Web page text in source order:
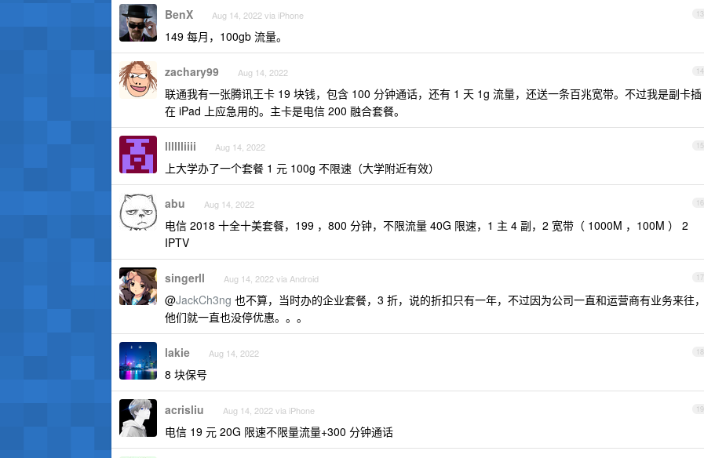
13
BenX Aug 14, 2022 via iPhone
149 每月，100gb 流量。
14
zachary99 Aug 14, 2022
联通我有一张腾讯王卡 19 块钱，包含 100 分钟通话，还有 1 天 1g 流量，还送一条百兆宽带。不过我是副卡插
在 iPad 上应急用的。主卡是电信 200 融合套餐。
15
lllllliiii Aug 14, 2022
上大学办了一个套餐 1 元 100g 不限速（大学附近有效）
16
abu Aug 14, 2022
电信 2018 十全十美套餐，199 ，800 分钟，不限流量 40G 限速，1 主 4 副，2 宽带（ 1000M ，100M ） 2
IPTV
17
singerll Aug 14, 2022 via Android
@JackCh3ng 也不算，当时办的企业套餐，3 折，说的折扣只有一年，不过因为公司一直和运营商有业务来往，
他们就一直也没停优惠。。。
18
lakie Aug 14, 2022
8 块保号
19
acrisliu Aug 14, 2022 via iPhone
电信 19 元 20G 限速不限量流量+300 分钟通话